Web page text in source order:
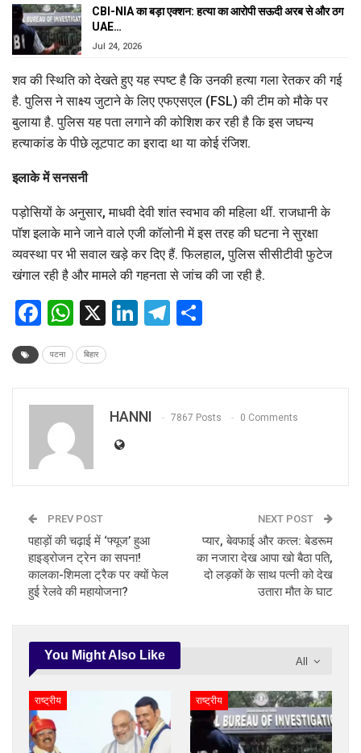
CBI-NIA का बड़ा एक्शन: हत्या का आरोपी सऊदी अरब से और ठग
UAE…
Jul 24, 2026
शव की स्थिति को देखते हुए यह स्पष्ट है कि उनकी हत्या गला रेतकर की गई
है. पुलिस ने साक्ष्य जुटाने के लिए एफएसएल (FSL) की टीम को मौके पर
बुलाया है. पुलिस यह पता लगाने की कोशिश कर रही है कि इस जघन्य
हत्याकांड के पीछे लूटपाट का इरादा था या कोई रंजिश.
इलाके में सनसनी
पड़ोसियों के अनुसार, माधवी देवी शांत स्वभाव की महिला थीं. राजधानी के
पॉश इलाके माने जाने वाले एजी कॉलोनी में इस तरह की घटना ने सुरक्षा
व्यवस्था पर भी सवाल खड़े कर दिए हैं. फिलहाल, पुलिस सीसीटीवी फुटेज
खंगाल रही है और मामले की गहनता से जांच की जा रही है.
Facebook
WhatsApp
X LinkedIn
Telegram
पटना बिहार
HANNI 7867 Posts 0 Comments
PREV POST
पहाड़ों की चढ़ाई में ‘फ्यूज’ हुआ
हाइड्रोजन ट्रेन का सपना!
कालका-शिमला ट्रैक पर क्यों फेल
हुई रेलवे की महायोजना?
NEXT POST
प्यार, बेवफाई और कत्ल: बेडरूम
का नजारा देख आपा खो बैठा पति,
दो लड़कों के साथ पत्नी को देख
उतारा मौत के घाट
All
You Might Also Like
राष्ट्रीय राष्ट्रीय